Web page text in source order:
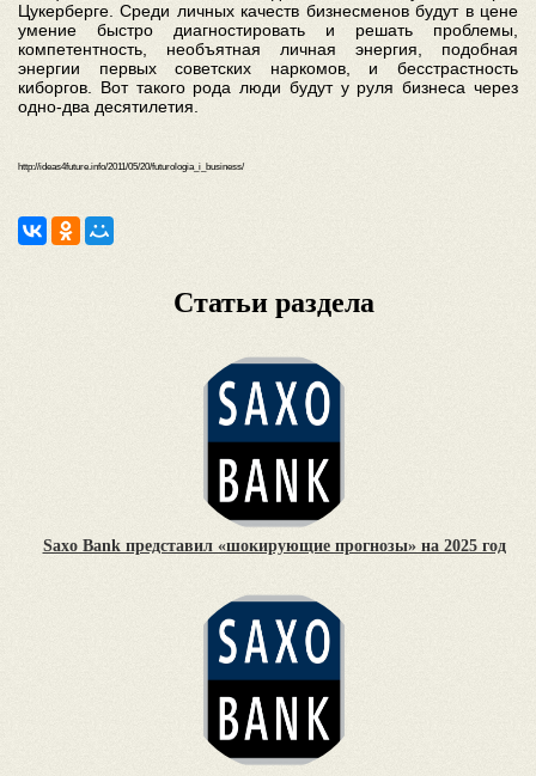
Цукерберге. Среди личных качеств бизнесменов будут в цене
умение быстро диагностировать и решать проблемы,
компетентность, необъятная личная энергия, подобная
энергии первых советских наркомов, и бесстрастность
киборгов. Вот такого рода люди будут у руля бизнеса через
одно-два десятилетия.
http://ideas4future.info/2011/05/20/futurologia_i_business/
Статьи раздела
Saxo Bank представил «шокирующие прогнозы» на 2025 год